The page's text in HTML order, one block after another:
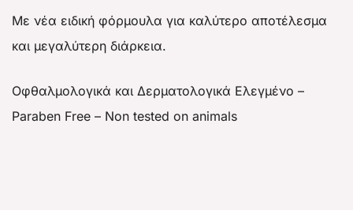
Με νέα ειδική φόρμουλα για καλύτερο αποτέλεσμα
και μεγαλύτερη διάρκεια.
Οφθαλμολογικά και Δερματολογικά Ελεγμένο –
Paraben Free – Non tested on animals